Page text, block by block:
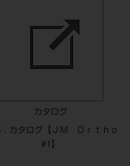
カタログ
：カタログ【ＪＭ Ｏｒｔｈｏ
#1】